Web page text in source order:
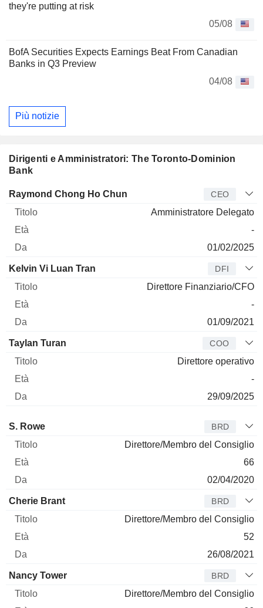
they're putting at risk
05/08
BofA Securities Expects Earnings Beat From Canadian
Banks in Q3 Preview
04/08
Più notizie
Dirigenti e Amministratori: The Toronto-Dominion
Bank
Manager Titolo Età Da
Raymond Chong Ho Chun CEO
Amministratore Delegato
-
01/02/2025
Kelvin Vi Luan Tran DFI
Direttore Finanziario/CFO
-
01/09/2021
Taylan Turan COO
Direttore operativo
-
29/09/2025
Amministratore
S. Rowe BRD
Direttore/Membro del Consiglio
66
02/04/2020
Cherie Brant BRD
Direttore/Membro del Consiglio
52
26/08/2021
Nancy Tower BRD
Direttore/Membro del Consiglio